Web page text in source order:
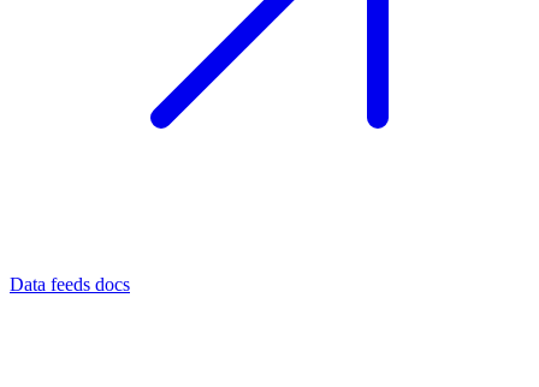
Data feeds docs